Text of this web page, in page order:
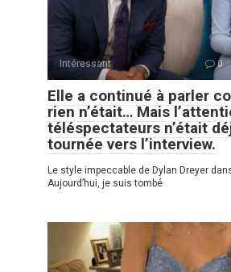
Intéressant 0
Elle a continué à parler
rien n’était… Mais
téléspectateurs n’était
tournée vers l’interview.
Le style impeccable de Dylan Dreyer
Aujourd’hui, je suis tombé